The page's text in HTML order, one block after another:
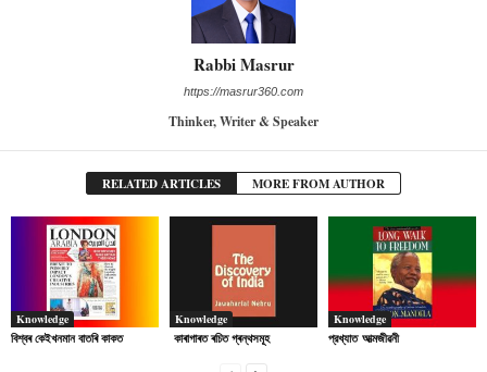
Rabbi Masrur
https://masrur360.com
Thinker, Writer & Speaker
RELATED ARTICLES MORE FROM AUTHOR
Knowledge
বিশ্বৰ কেইখনমান বাতৰি কাকত
Knowledge
কাৰাগাৰত ৰচিত গ্ৰন্থসমূহ
Knowledge
প্রখ্যাত আত্মজীৱনী